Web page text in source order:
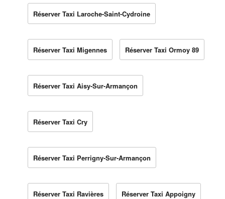
Réserver Taxi Laroche-Saint-Cydroine
Réserver Taxi Migennes Réserver Taxi Ormoy 89
Réserver Taxi Aisy-Sur-Armançon
Réserver Taxi Cry
Réserver Taxi Perrigny-Sur-Armançon
Réserver Taxi Ravières Réserver Taxi Appoigny